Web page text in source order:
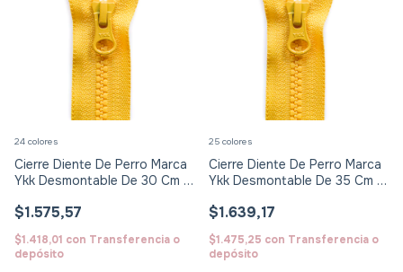
Cierre Diente De Perro Marca
Ykk Desmontable De 30 Cm X
$1.575,57
$1.418,01 con Transferencia o
depósito
24 colores
Cierre Diente De Perro Marca
Ykk Desmontable De 35 Cm X
$1.639,17
$1.475,25 con Transferencia o
depósito
25 colores